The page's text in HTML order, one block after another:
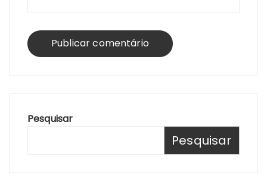
Pesquisar
Pesquisar